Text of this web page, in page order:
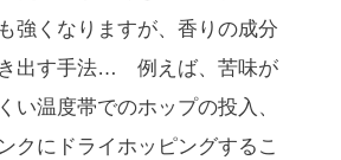
強くなりますが、香りの成分
出す手法… 例えば、苦味が
い温度帯でのホップの投入、
クにドライホッピングするこ